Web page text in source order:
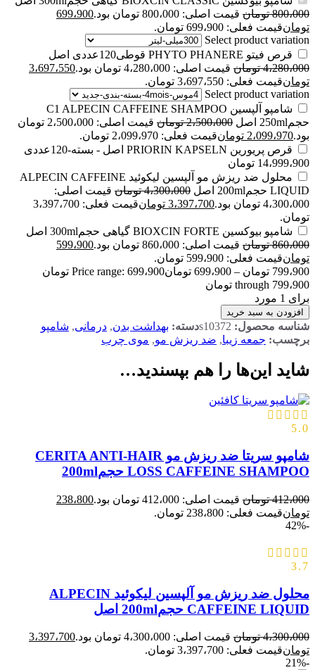
800،000 تومان قیمت اصلی: 800،000 تومان بود.
699،900
تومانقیمت فعلی: 699،900 تومان.
Select product variation
قرص فیتو PHYTO PHANERE قوطی120عددی اصل
4،280،000 تومان قیمت اصلی: 4،280،000 تومان بود.
3،697،550
تومانقیمت فعلی: 3،697،550 تومان.
Select product variation
شامپو آلپسین C1 ALPECIN CAFFEINE SHAMPOO
حجم250ml اصل
2،500،000 تومان
قیمت اصلی: 2،500،000 تومان
بود.2،099،970 تومانقیمت فعلی: 2،099،970 تومان.
قرص پریورین PRIORIN KAPSELN اصل - بسته-120عددی
14،999،900 تومان
محلول ضد ریزش مو آلپسین لیکوئید ALPECIN CAFFEINE
LIQUID حجم200ml اصل
4،300،000 تومان قیمت اصلی:
4،300،000 تومان بود.
3،397،700 تومان
قیمت فعلی: 3،397،700
تومان.
شامپو بیوکسین BIOXCIN FORTE گیاهی حجم300ml اصل
860،000 تومان قیمت اصلی: 860،000 تومان بود.
599،900
تومانقیمت فعلی: 599،900 تومان.
799،900 تومان – 699،900 تومان
Price range: 699،900 تومان
through 799،900 تومان
برای 1 مورد
افزودن به سبد خرید
شناسه محصول: s10372دسته: بهداشت بدن, درمانی, شامپو
برچسب: جمعه زیبا, ضد ریزش مو, موی چرب
شاید این‌ها را هم بپسندید…
5.0
شامپو سریتا ضد ریزش مو CERITA ANTI-HAIR
LOSS CAFFEINE SHAMPOO حجم200ml
412،000 تومان قیمت اصلی: 412،000 تومان بود.
238،800
تومانقیمت فعلی: 238،800 تومان.
-42%
3.7
محلول ضد ریزش مو آلپسین لیکوئید ALPECIN
CAFFEINE LIQUID حجم200ml اصل
4،300،000 تومان قیمت اصلی: 4،300،000 تومان بود.
3،397،700
تومانقیمت فعلی: 3،397،700 تومان.
-21%